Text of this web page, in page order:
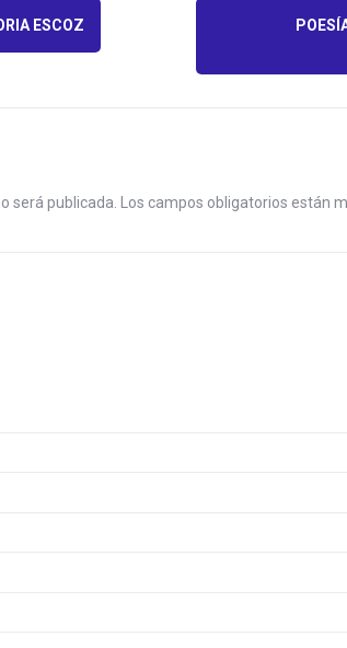
ESCOZ
será publicada. Los campos obligatorios están